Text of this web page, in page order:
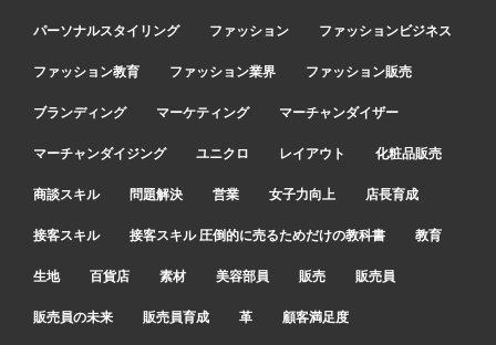
パーソナルスタイリング ファッション ファッションビジネス
ファッション教育 ファッション業界 ファッション販売
ブランディング マーケティング マーチャンダイザー
マーチャンダイジング ユニクロ レイアウト 化粧品販売
商談スキル 問題解決 営業 女子力向上 店長育成
接客スキル 接客スキル 圧倒的に売るためだけの教科書 教育
生地 百貨店 素材 美容部員 販売 販売員
販売員の未来 販売員育成 革 顧客満足度